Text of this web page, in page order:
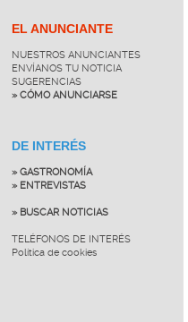
EL ANUNCIANTE
NUESTROS ANUNCIANTES
ENVÍANOS TU NOTICIA
SUGERENCIAS
» CÓMO ANUNCIARSE
DE INTERÉS
» GASTRONOMÍA
» ENTREVISTAS
» BUSCAR NOTICIAS
TELÉFONOS DE INTERÉS
Política de cookies